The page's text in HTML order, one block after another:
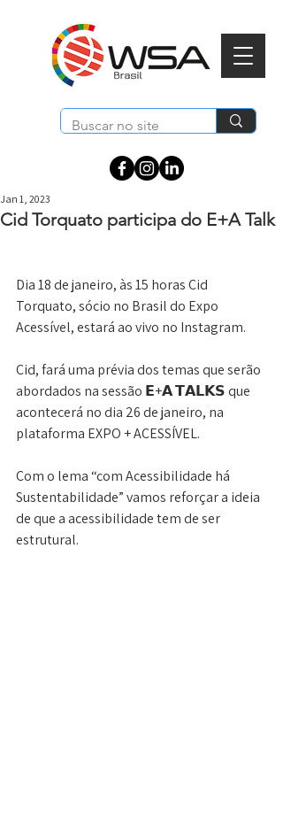
Cid Torquato participa do E+A Talk
Jan 1, 2023
Dia 18 de janeiro, às 15 horas Cid
Torquato, sócio no Brasil do Expo
Acessível, estará ao vivo no Instagram.
Cid, fará uma prévia dos temas que serão
abordados na sessão 𝗘+𝗔 𝗧𝗔𝗟𝗞𝗦 que
acontecerá no dia 26 de janeiro, na
plataforma EXPO + ACESSÍVEL.
Com o lema “com Acessibilidade há
Sustentabilidade” vamos reforçar a ideia
de que a acessibilidade tem de ser
estrutural.